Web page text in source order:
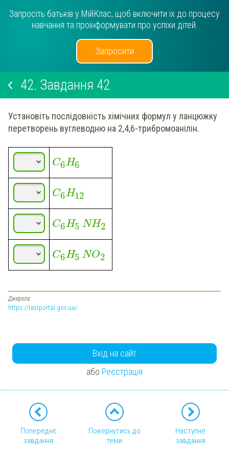
Запросіть батьків у МійКлас, щоб включити їх до процесу
навчання та проінформувати про успіхи дітей.
Запросити
42. Завдання 42
Установіть послідовність хімічних формул у ланцюжку
перетворень вуглеводню на 2,4,6-трибромоанілін.
C6H6
C6H12
C6H5 NH2
C6H5 NO2
Джерела:
https://testportal.gov.ua/
Вхід на сайт
або Реєстрація
Попереднє
завдання
Повернутись до
теми
Наступне
завдання